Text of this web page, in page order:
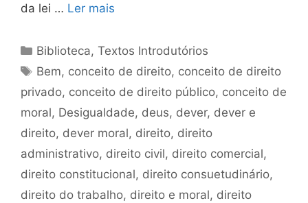
da lei … Ler mais
Categorias
Biblioteca,Textos Introdutórios
Tags
Bem, conceito de direito, conceito de direito
privado, conceito de direito público, conceito de
moral, Desigualdade, deus, dever, dever e
direito, dever moral, direito, direito
administrativo, direito civil, direito comercial,
direito constitucional, direito consuetudinário,
direito do trabalho, direito e moral, direito